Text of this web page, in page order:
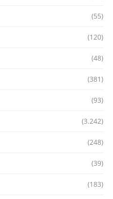
(55)
(120)
(48)
(381)
(93)
(3.242)
(248)
(39)
(183)